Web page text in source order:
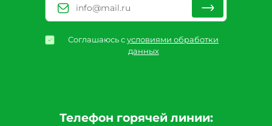
Телефон горячей линии:
Соглашаюсь сусловиями обработки
данных